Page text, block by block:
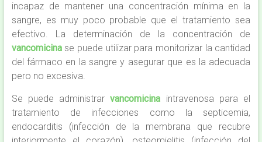
incapaz de mantener una concentración mínima en la
sangre, es muy poco probable que el tratamiento sea
efectivo. La determinación de la concentración de
vancomicinase puede utilizar para monitorizar la cantidad
del fármaco en la sangre y asegurar que es la adecuada
pero no excesiva.
Se puede administrarvancomicina intravenosa para el
tratamiento de infecciones como la septicemia,
endocarditis (infección de la membrana que recubre